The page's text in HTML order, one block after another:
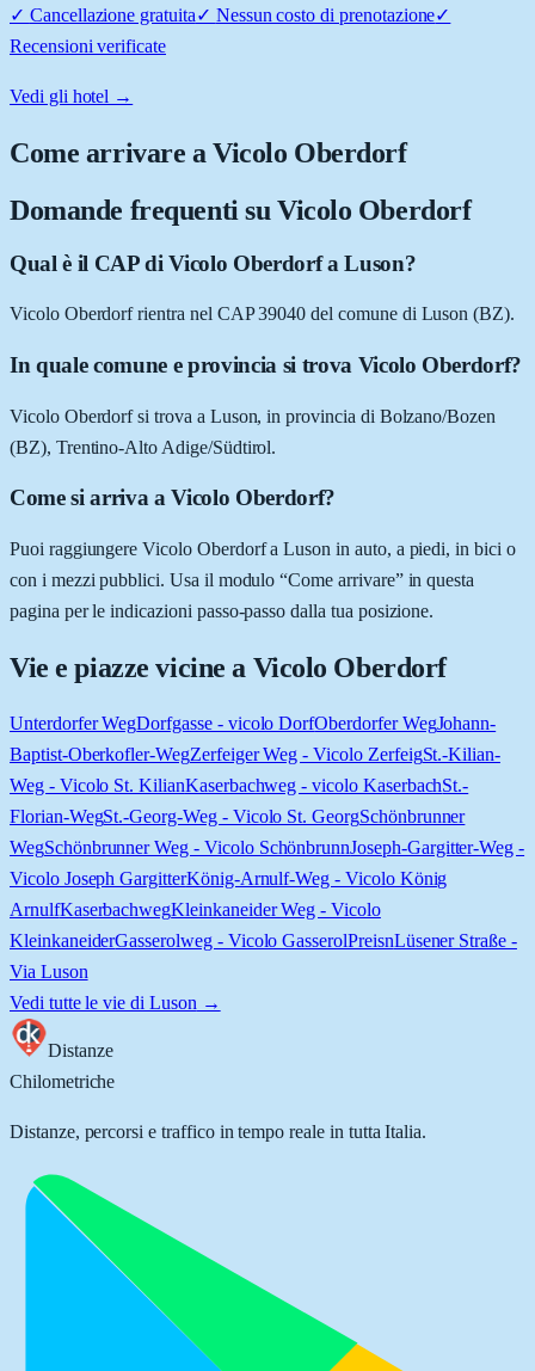
✓ Cancellazione gratuita✓ Nessun costo di prenotazione✓
Recensioni verificate
Vedi gli hotel →
Come arrivare aVicolo Oberdorf
Domande frequenti su Vicolo Oberdorf
Qual è il CAP di Vicolo Oberdorf a Luson?
Vicolo Oberdorf rientra nel CAP 39040 del comune di Luson (BZ).
In quale comune e provincia si trova Vicolo Oberdorf?
Vicolo Oberdorf si trova a Luson, in provincia di Bolzano/Bozen
(BZ), Trentino-Alto Adige/Südtirol.
Come si arriva a Vicolo Oberdorf?
Puoi raggiungere Vicolo Oberdorf a Luson in auto, a piedi, in bici o
con i mezzi pubblici. Usa il modulo “Come arrivare” in questa
pagina per le indicazioni passo-passo dalla tua posizione.
Vie e piazze vicine a Vicolo Oberdorf
Unterdorfer WegDorfgasse - vicolo DorfOberdorfer WegJohann-
Baptist-Oberkofler-WegZerfeiger Weg - Vicolo ZerfeigSt.-Kilian-
Weg - Vicolo St. KilianKaserbachweg - vicolo KaserbachSt.-
Florian-WegSt.-Georg-Weg - Vicolo St. GeorgSchönbrunner
WegSchönbrunner Weg - Vicolo SchönbrunnJoseph-Gargitter-Weg -
Vicolo Joseph GargitterKönig-Arnulf-Weg - Vicolo König
ArnulfKaserbachwegKleinkaneider Weg - Vicolo
KleinkaneiderGasserolweg - Vicolo GasserolPreisnLüsener Straße -
Via Luson
Vedi tutte le vie di Luson →
Distanze
Chilometriche
Distanze, percorsi e traffico in tempo reale in tutta Italia.